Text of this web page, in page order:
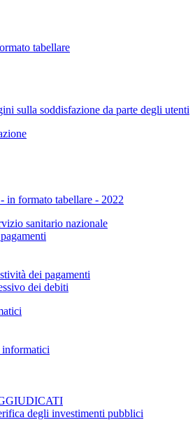
tabellare
sulla soddisfazione da parte degli utenti
in formato tabellare - 2022
sanitario nazionale
dei pagamenti
dei debiti
degli investimenti pubblici